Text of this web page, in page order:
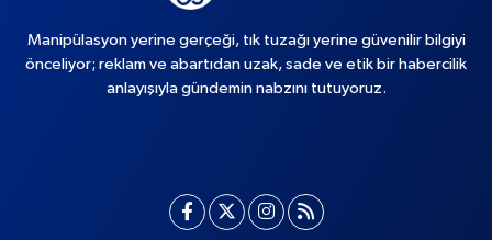
Manipülasyon yerine gerçeği, tık tuzağı yerine güvenilir bilgiyi
önceliyor; reklam ve abartıdan uzak, sade ve etik bir habercilik
anlayışıyla gündemin nabzını tutuyoruz.